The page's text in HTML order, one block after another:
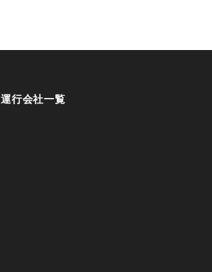
運行会社一覧